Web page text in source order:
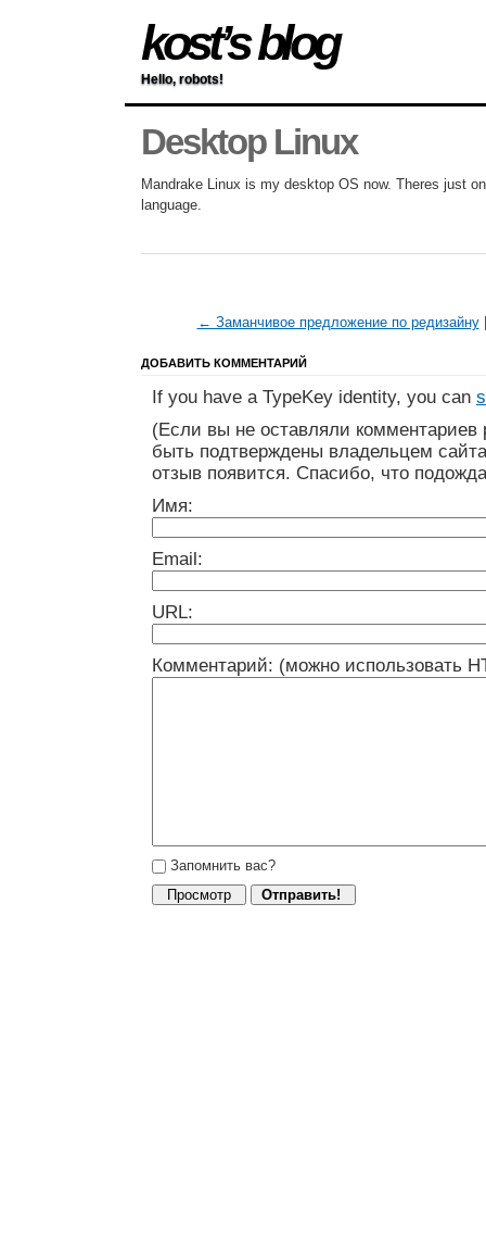
kost’s blog
Hello, robots!
Desktop Linux
Mandrake Linux is my desktop OS now. Theres just
language.
← Заманчивое предложение по редизайну
ДОБАВИТЬ КОММЕНТАРИЙ
If you have a TypeKey identity, you can
(Если вы не оставляли
быть подтверждены владельцем
отзыв появится. Спасибо, что
Имя:
Email:
URL:
Комментарий: (можно использовать
Запомнить вас?